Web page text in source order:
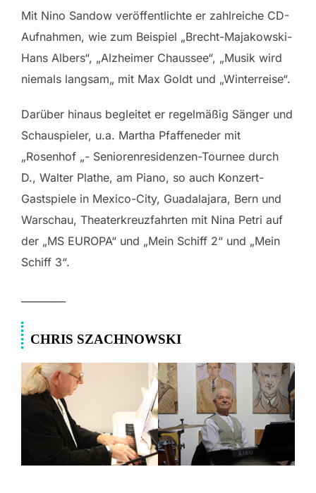
Mit Nino Sandow veröffentlichte er zahlreiche CD-
Aufnahmen, wie zum Beispiel „Brecht-Majakowski-
Hans Albers“, „Alzheimer Chaussee“, „Musik wird
niemals langsam„ mit Max Goldt und „Winterreise“.
Darüber hinaus begleitet er regelmäßig Sänger und
Schauspieler, u.a. Martha Pfaffeneder mit
„Rosenhof „- Seniorenresidenzen-Tournee durch
D., Walter Plathe, am Piano, so auch Konzert-
Gastspiele in Mexico-City, Guadalajara, Bern und
Warschau, Theaterkreuzfahrten mit Nina Petri auf
der „MS EUROPA“ und „Mein Schiff 2“ und „Mein
Schiff 3“.
CHRIS SZACHNOWSKI